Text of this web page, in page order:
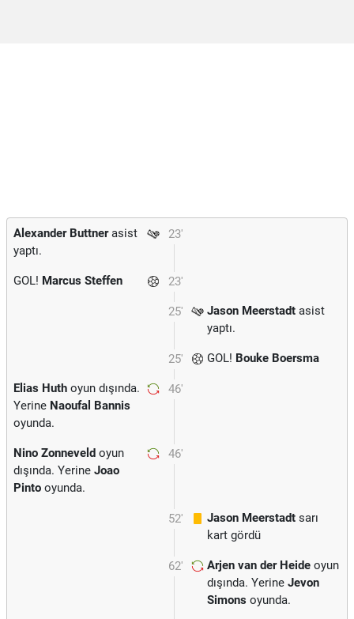
23'
Alexander Buttnerasist
yaptı.
23'
GOL! Marcus Steffen
25' Jason Meerstadt asist
yaptı.
25' GOL! Bouke Boersma
46'
Elias Huth oyun dışında.
Yerine Naoufal Bannis
oyunda.
46'
Nino Zonneveld oyun
dışında. Yerine Joao
Pinto oyunda.
52' Jason Meerstadt sarı
kart gördü
62' Arjen van der Heide oyun
dışında. Yerine Jevon
Simons oyunda.